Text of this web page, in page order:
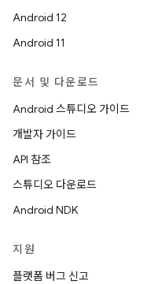
Android 12
Android 11
문서 및 다운로드
Android 스튜디오 가이드
개발자 가이드
API 참조
스튜디오 다운로드
Android NDK
지원
플랫폼 버그 신고